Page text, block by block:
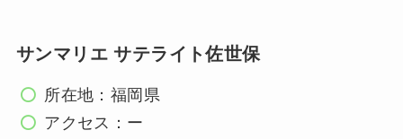
サンマリエ サテライト佐世保
所在地：福岡県
アクセス：ー